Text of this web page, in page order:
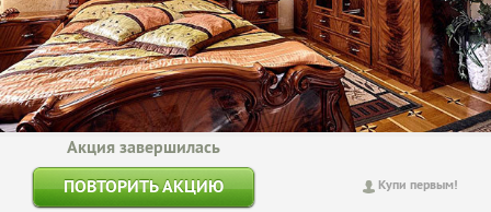
Купи первым!
Акция завершилась
ПОВТОРИТЬ АКЦИЮ